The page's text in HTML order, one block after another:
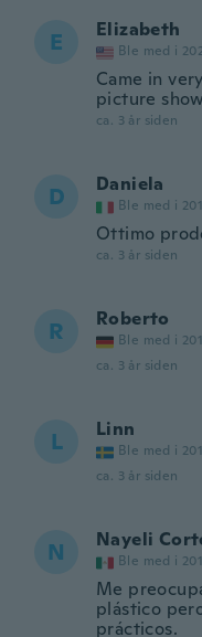
E Elizabeth
Ble med i
Came in
picture
ca. 3 år siden
D Daniela
Ble med i
Ottimo
ca. 3 år siden
R Roberto
Ble med i
ca. 3 år siden
L Linn
Ble med i
ca. 3 år siden
N Nayeli
Ble med i
Me
plástico
prácticos.